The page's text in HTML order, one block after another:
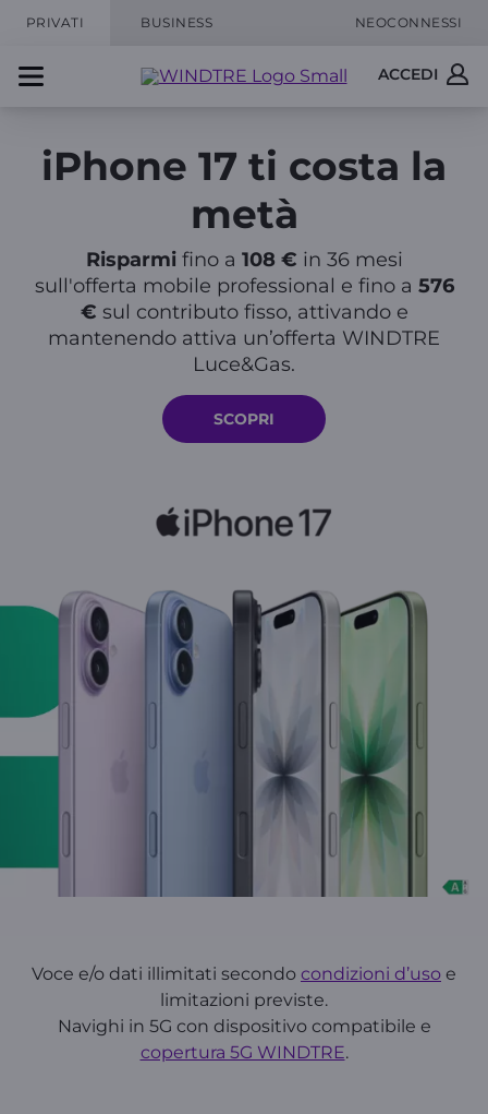
PRIVATI BUSINESS NEOCONNESSI
ACCEDI
iPhone 17 ti costa la
metà
Risparmifino a 108 € in 36 mesi
sull'offerta mobile professional e fino a 576
€ sul contributo fisso, attivando e
mantenendo attiva un’offerta WINDTRE
Luce&Gas.
SCOPRI
Voce e/o dati illimitati secondo condizioni d’uso e
limitazioni previste.
Navighi in 5G con dispositivo compatibile e
copertura 5G WINDTRE.